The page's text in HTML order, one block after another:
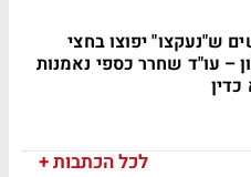
ש"נעקצו" יפוצו בחצי
– עו"ד שחרר כספי נאמנות
לכל הכתבות +